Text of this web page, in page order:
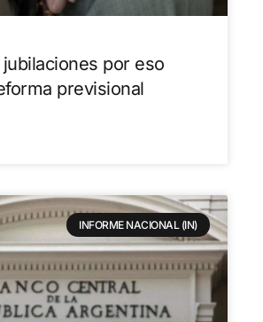
por eso
previsional
INFORME NACIONAL (IN)